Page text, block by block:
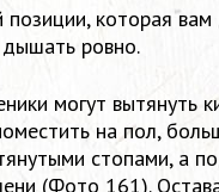
позиции, которая вам
ровно.
могут вытянуть
на пол,
стопами, а
(Фото 161).